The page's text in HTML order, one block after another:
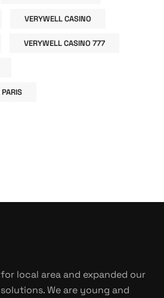
VERYWELL CASINO
VERYWELL CASINO 777
local area and expanded our
We are young and